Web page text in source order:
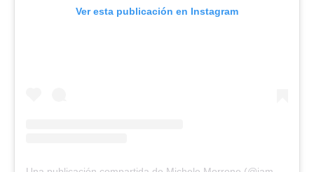
Ver esta publicación en Instagram